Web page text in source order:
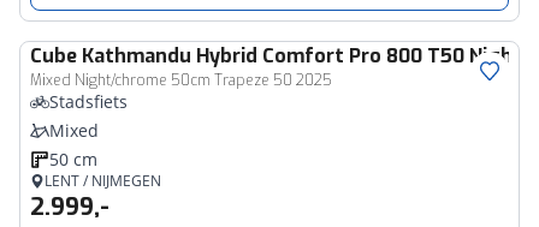
Cube Kathmandu Hybrid Comfort Pro 800 T50 Night/
Mixed Night/chrome 50cm Trapeze 50 2025
Stadsfiets
Mixed
50 cm
LENT / NIJMEGEN
2.999,-